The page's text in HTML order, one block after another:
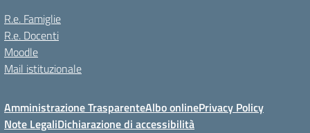
R.e. Famiglie
R.e. Docenti
Moodle
Mail istituzionale
Amministrazione TrasparenteAlbo onlinePrivacy Policy
Note LegaliDichiarazione di accessibilità